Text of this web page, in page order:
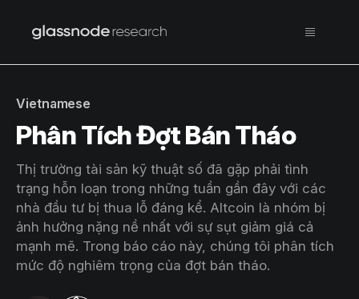
Vietnamese
Phân Tích Đợt Bán Tháo
Thị trường tài sản kỹ thuật số đã gặp phải tình
trạng hỗn loạn trong những tuần gần đây với các
nhà đầu tư bị thua lỗ đáng kể. Altcoin là nhóm bị
ảnh hưởng nặng nề nhất với sự sụt giảm giá cả
mạnh mẽ. Trong báo cáo này, chúng tôi phân tích
mức độ nghiêm trọng của đợt bán tháo.